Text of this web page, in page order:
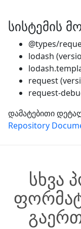
სისტემის
@types/
lodash
request
request-
დამატებითი
Repository
სხვა